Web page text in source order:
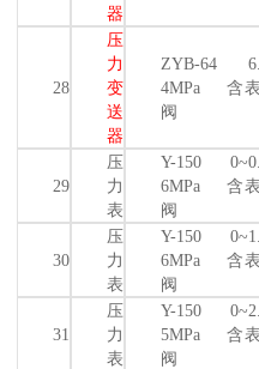
器
28
压
力
变
送
器
ZYB-64 6.
4MPa 含表
阀
29
压
力
表
Y-150 0~0.
6MPa 含表
阀
30
压
力
表
Y-150 0~1.
6MPa 含表
阀
31
压
力
表
Y-150 0~2.
5MPa 含表
阀